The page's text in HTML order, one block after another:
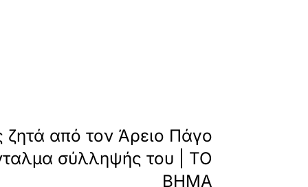
από τον Άρειο Πάγο
σύλληψής του | ΤΟ
ΒΗΜΑ